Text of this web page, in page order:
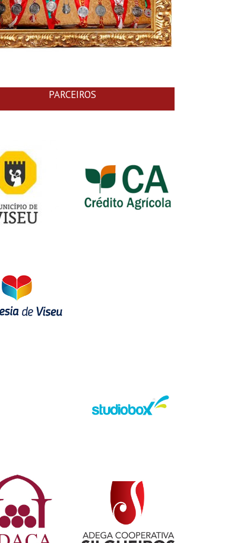
PARCEIROS